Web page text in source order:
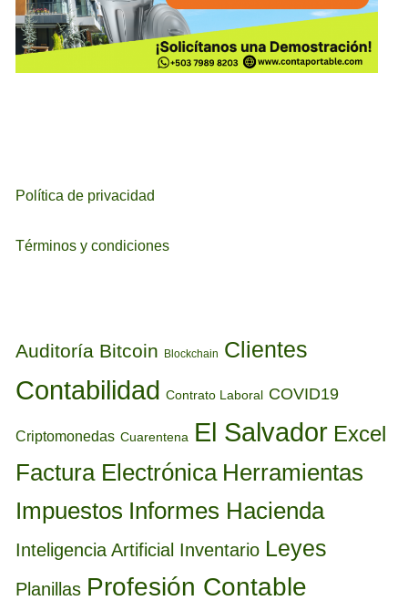
Política de privacidad
Términos y condiciones
Auditoría Bitcoin Blockchain Clientes
Contabilidad Contrato Laboral COVID19
Criptomonedas Cuarentena El Salvador Excel
Factura Electrónica Herramientas
Impuestos Informes Hacienda
Inteligencia Artificial Inventario Leyes
Planillas Profesión Contable